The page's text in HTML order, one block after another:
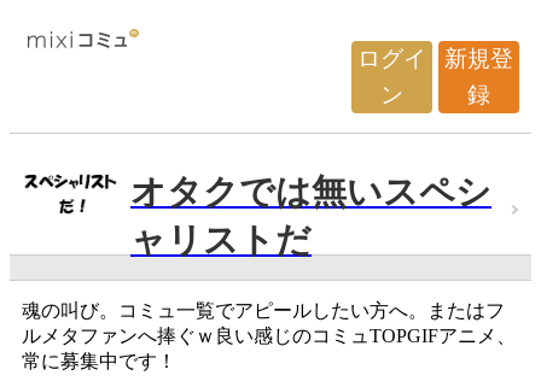
ログイ
ン
新規登
録
オタクでは無いスペシ
ャリストだ
魂の叫び。コミュ一覧でアピールしたい方へ。またはフ
ルメタファンへ捧ぐｗ良い感じのコミュTOPGIFアニメ、
常に募集中です！